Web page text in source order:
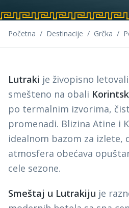
Početna / Destinacije / Grčka /
Lutraki je živopisno
smešteno na obali
po termalnim izvorima,
promenadi. Blizina Atine i
idealnom bazom za izlete,
atmosfera obećava
cele sezone.
Smeštaj u Lutrakiju je